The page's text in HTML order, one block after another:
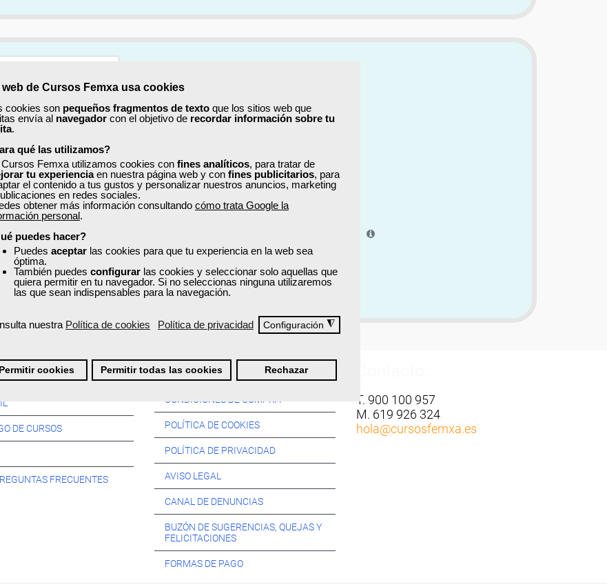
web de Cursos Femxa usa cookies
cookies son pequeños fragmentos de texto que los sitios web que
envía al navegador con el objetivo de recordar información sobre tu
.
qué las utilizamos?
Cursos Femxa utilizamos cookies con fines analíticos, para tratar de
tu experienciaen nuestra página web y con fines publicitarios, para
el contenido a tus gustos y personalizar nuestros anuncios, marketing
en redes sociales.
obtener más información consultando cómo trata Google la
personal.
puedes hacer?
Puedes aceptar las cookies para que tu experiencia en la web sea
óptima.
También puedes configurar las cookies y seleccionar solo aquellas que
quiera permitir en tu navegador. Si no seleccionas ninguna utilizaremos
las que sean indispensables para la navegación.
nuestra Política de cookies Política de privacidad Configuración ◮
Permitir cookies Permitir todas las cookies Rechazar
Mostrar
Mostrar
completaré mi perfil más adelante
recibir información sobre cursos, ofertas exclusivas y recursos para el aprendizaje.
y acepto la
DE CURSOS
FRECUENTES
Información:
CONDICIONES DE COMPRA
POLÍTICA DE COOKIES
POLÍTICA DE PRIVACIDAD
AVISO LEGAL
CANAL DE DENUNCIAS
BUZÓN DE SUGERENCIAS, QUEJAS Y
FELICITACIONES
FORMAS DE PAGO
T. 900 100 957
M. 619 926 324
hola@cursosfemxa.es